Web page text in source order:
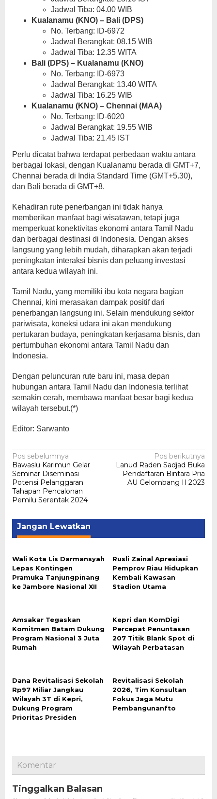
Jadwal Tiba: 04.00 WIB
Kualanamu (KNO) – Bali (DPS)
No. Terbang: ID-6972
Jadwal Berangkat: 08.15 WIB
Jadwal Tiba: 12.35 WITA
Bali (DPS) – Kualanamu (KNO)
No. Terbang: ID-6973
Jadwal Berangkat: 13.40 WITA
Jadwal Tiba: 16.25 WIB
Kualanamu (KNO) – Chennai (MAA)
No. Terbang: ID-6020
Jadwal Berangkat: 19.55 WIB
Jadwal Tiba: 21.45 IST
Perlu dicatat bahwa terdapat perbedaan waktu antara
berbagai lokasi, dengan Kualanamu berada di GMT+7,
Chennai berada di India Standard Time (GMT+5.30),
dan Bali berada di GMT+8.
Kehadiran rute penerbangan ini tidak hanya
memberikan manfaat bagi wisatawan, tetapi juga
memperkuat konektivitas ekonomi antara Tamil Nadu
dan berbagai destinasi di Indonesia. Dengan akses
langsung yang lebih mudah, diharapkan akan terjadi
peningkatan interaksi bisnis dan peluang investasi
antara kedua wilayah ini.
Tamil Nadu, yang memiliki ibu kota negara bagian
Chennai, kini merasakan dampak positif dari
penerbangan langsung ini. Selain mendukung sektor
pariwisata, koneksi udara ini akan mendukung
pertukaran budaya, peningkatan kerjasama bisnis, dan
pertumbuhan ekonomi antara Tamil Nadu dan
Indonesia.
Dengan peluncuran rute baru ini, masa depan
hubungan antara Tamil Nadu dan Indonesia terlihat
semakin cerah, membawa manfaat besar bagi kedua
wilayah tersebut.(*)
Editor: Sarwanto
Navigasi
pos
Pos sebelumnya
Bawaslu Karimun Gelar
Seminar Diseminasi
Potensi Pelanggaran
Tahapan Pencalonan
Pemilu Serentak 2024
Pos berikutnya
Lanud Raden Sadjad Buka
Pendaftaran Bintara Pria
AU Gelombang II 2023
Jangan Lewatkan
Wali Kota Lis Darmansyah
Lepas Kontingen
Pramuka Tanjungpinang
ke Jambore Nasional XII
Rusli Zainal Apresiasi
Pemprov Riau Hidupkan
Kembali Kawasan
Stadion Utama
Amsakar Tegaskan
Komitmen Batam Dukung
Program Nasional 3 Juta
Rumah
Kepri dan KomDigi
Percepat Penuntasan
207 Titik Blank Spot di
Wilayah Perbatasan
Dana Revitalisasi Sekolah
Rp97 Miliar Jangkau
Wilayah 3T di Kepri,
Dukung Program
Prioritas Presiden
Revitalisasi Sekolah
2026, Tim Konsultan
Fokus Jaga Mutu
Pembangunanfto
Komentar
Tinggalkan Balasan